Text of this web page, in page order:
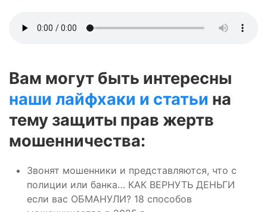
Вам могут быть интересны
наши лайфхаки и статьи на
тему защиты прав жертв
мошенничества:
Звонят мошенники и представляются, что с
полиции или банка… КАК ВЕРНУТЬ ДЕНЬГИ
если вас ОБМАНУЛИ? 18 способов